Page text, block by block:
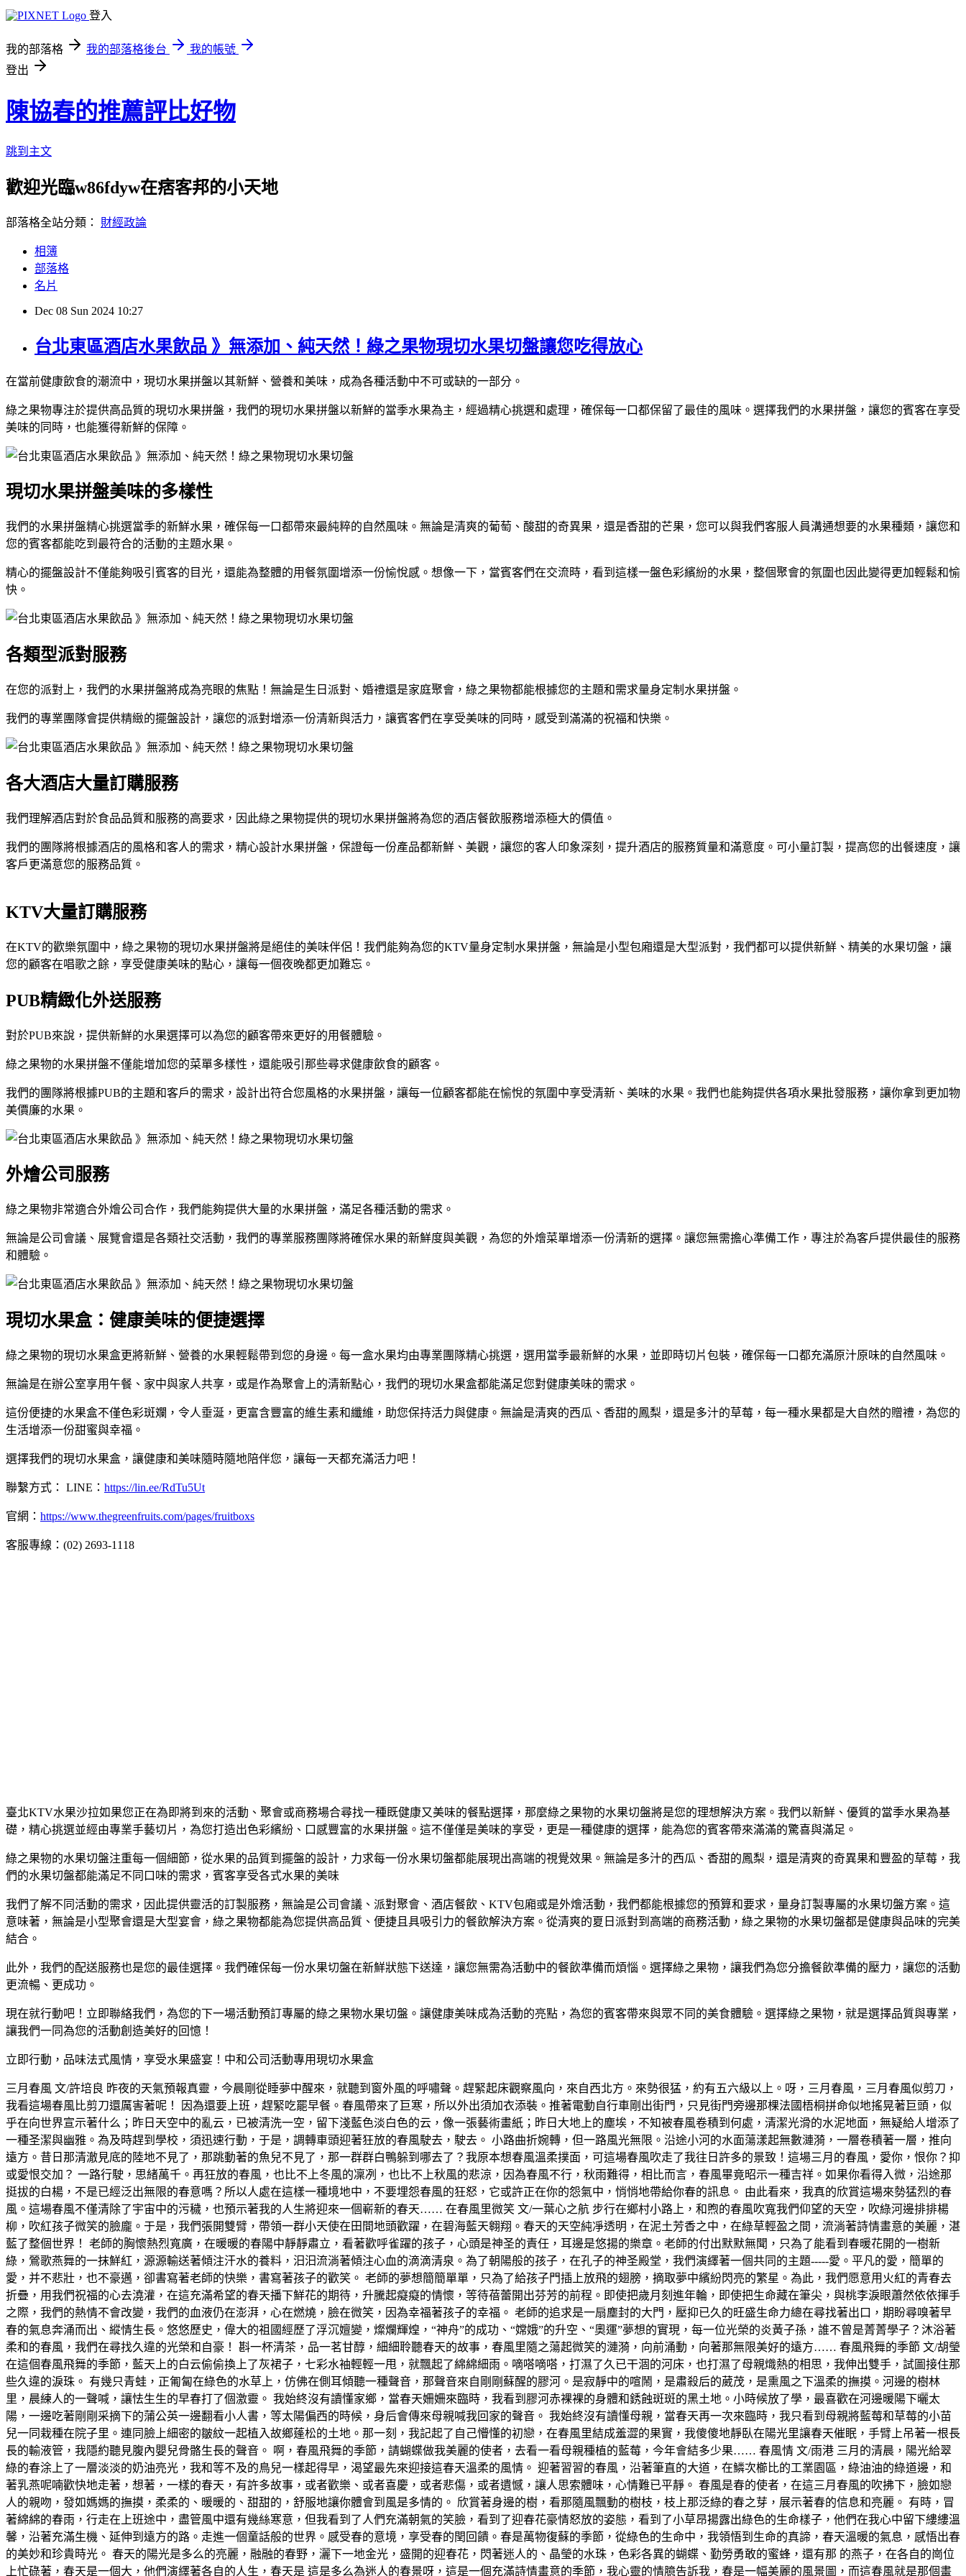
登入
我的部落格 我的部落格後台
我的帳號
登出
陳協春的推薦評比好物
跳到主文
歡迎光臨w86fdyw在痞客邦的小天地
部落格全站分類： 財經政論
相簿
部落格
名片
Dec 08 Sun 2024 10:27
台北東區酒店水果飲品 》無添加、純天然！綠之果物現切水果切盤讓您吃得放心
在當前健康飲食的潮流中，現切水果拼盤以其新鮮、營養和美味，成為各種活動中不可或缺的一部分。
綠之果物專注於提供高品質的現切水果拼盤，我們的現切水果拼盤以新鮮的當季水果為主，經過精心挑選和處理，確保每一口都保留了最佳的風味。選擇我們的水果拼盤，讓您的賓客在享受
美味的同時，也能獲得新鮮的保障。
現切水果拼盤美味的多樣性
我們的水果拼盤精心挑選當季的新鮮水果，確保每一口都帶來最純粹的自然風味。無論是清爽的葡萄、酸甜的奇異果，還是香甜的芒果，您可以與我們客服人員溝通想要的水果種類，讓您和
您的賓客都能吃到最符合的活動的主題水果。
精心的擺盤設計不僅能夠吸引賓客的目光，還能為整體的用餐氛圍增添一份愉悅感。想像一下，當賓客們在交流時，看到這樣一盤色彩繽紛的水果，整個聚會的氛圍也因此變得更加輕鬆和愉
快。
各類型派對服務
在您的派對上，我們的水果拼盤將成為亮眼的焦點！無論是生日派對、婚禮還是家庭聚會，綠之果物都能根據您的主題和需求量身定制水果拼盤。
我們的專業團隊會提供精緻的擺盤設計，讓您的派對增添一份清新與活力，讓賓客們在享受美味的同時，感受到滿滿的祝福和快樂。
各大酒店大量訂購服務
我們理解酒店對於食品品質和服務的高要求，因此綠之果物提供的現切水果拼盤將為您的酒店餐飲服務增添極大的價值。
我們的團隊將根據酒店的風格和客人的需求，精心設計水果拼盤，保證每一份產品都新鮮、美觀，讓您的客人印象深刻，提升酒店的服務質量和滿意度。可小量訂製，提高您的出餐速度，讓
客戶更滿意您的服務品質。
KTV大量訂購服務
在KTV的歡樂氛圍中，綠之果物的現切水果拼盤將是絕佳的美味伴侶！我們能夠為您的KTV量身定制水果拼盤，無論是小型包廂還是大型派對，我們都可以提供新鮮、精美的水果切盤，讓
您的顧客在唱歌之餘，享受健康美味的點心，讓每一個夜晚都更加難忘。
PUB精緻化外送服務
對於PUB來說，提供新鮮的水果選擇可以為您的顧客帶來更好的用餐體驗。
綠之果物的水果拼盤不僅能增加您的菜單多樣性，還能吸引那些尋求健康飲食的顧客。
我們的團隊將根據PUB的主題和客戶的需求，設計出符合您風格的水果拼盤，讓每一位顧客都能在愉悅的氛圍中享受清新、美味的水果。我們也能夠提供各項水果批發服務，讓你拿到更加物
美價廉的水果。
外燴公司服務
綠之果物非常適合外燴公司合作，我們能夠提供大量的水果拼盤，滿足各種活動的需求。
無論是公司會議、展覽會還是各類社交活動，我們的專業服務團隊將確保水果的新鮮度與美觀，為您的外燴菜單增添一份清新的選擇。讓您無需擔心準備工作，專注於為客戶提供最佳的服務
和體驗。
現切水果盒：健康美味的便捷選擇
綠之果物的現切水果盒更將新鮮、營養的水果輕鬆帶到您的身邊。每一盒水果均由專業團隊精心挑選，選用當季最新鮮的水果，並即時切片包裝，確保每一口都充滿原汁原味的自然風味。
無論是在辦公室享用午餐、家中與家人共享，或是作為聚會上的清新點心，我們的現切水果盒都能滿足您對健康美味的需求。
這份便捷的水果盒不僅色彩斑斕，令人垂涎，更富含豐富的維生素和纖維，助您保持活力與健康。無論是清爽的西瓜、香甜的鳳梨，還是多汁的草莓，每一種水果都是大自然的贈禮，為您的
生活增添一份甜蜜與幸福。
選擇我們的現切水果盒，讓健康和美味隨時隨地陪伴您，讓每一天都充滿活力吧！
聯繫方式： LINE： https://lin.ee/RdTu5Ut
官網： https://www.thegreenfruits.com/pages/fruitboxs
客服專線：(02) 2693-1118
臺北KTV水果沙拉如果您正在為即將到來的活動、聚會或商務場合尋找一種既健康又美味的餐點選擇，那麼綠之果物的水果切盤將是您的理想解決方案。我們以新鮮、優質的當季水果為基
礎，精心挑選並經由專業手藝切片，為您打造出色彩繽紛、口感豐富的水果拼盤。這不僅僅是美味的享受，更是一種健康的選擇，能為您的賓客帶來滿滿的驚喜與滿足。
綠之果物的水果切盤注重每一個細節，從水果的品質到擺盤的設計，力求每一份水果切盤都能展現出高端的視覺效果。無論是多汁的西瓜、香甜的鳳梨，還是清爽的奇異果和豐盈的草莓，我
們的水果切盤都能滿足不同口味的需求，賓客享受各式水果的美味
我們了解不同活動的需求，因此提供靈活的訂製服務，無論是公司會議、派對聚會、酒店餐飲、KTV包廂或是外燴活動，我們都能根據您的預算和要求，量身訂製專屬的水果切盤方案。這
意味著，無論是小型聚會還是大型宴會，綠之果物都能為您提供高品質、便捷且具吸引力的餐飲解決方案。從清爽的夏日派對到高端的商務活動，綠之果物的水果切盤都是健康與品味的完美
結合。
此外，我們的配送服務也是您的最佳選擇。我們確保每一份水果切盤在新鮮狀態下送達，讓您無需為活動中的餐飲準備而煩惱。選擇綠之果物，讓我們為您分擔餐飲準備的壓力，讓您的活動
更流暢、更成功。
現在就行動吧！立即聯絡我們，為您的下一場活動預訂專屬的綠之果物水果切盤。讓健康美味成為活動的亮點，為您的賓客帶來與眾不同的美食體驗。選擇綠之果物，就是選擇品質與專業，
讓我們一同為您的活動創造美好的回憶！
立即行動，品味法式風情，享受水果盛宴！中和公司活動專用現切水果盒
三月春風 文/許培良 昨夜的天氣預報真靈，今晨剛從睡夢中醒來，就聽到窗外風的呼嘯聲。趕緊起床觀察風向，來自西北方。來勢很猛，約有五六級以上。呀，三月春風，三月春風似剪刀，
我看這場春風比剪刀還厲害著呢！ 因為還要上班，趕緊吃罷早餐。春風帶來了巨寒，所以外出須加衣添裝。推著電動自行車剛出街門，只見街門旁邊那棵法國梧桐拼命似地搖晃著巨頭，似
乎在向世界宣示著什么；昨日天空中的亂云，已被清洗一空，留下淺藍色淡白色的云，像一張藝術畫紙；昨日大地上的塵埃，不知被春風卷積到何處，清潔光滑的水泥地面，無疑給人增添了
一種圣潔與幽雅。為及時趕到學校，須迅速行動，于是，調轉車頭迎著狂放的春風駛去，駛去。 小路曲折婉轉，但一路風光無限。沿途小河的水面蕩漾起無數漣漪，一層卷積著一層，推向
遠方。昔日那清澈見底的陸地不見了，那跳動著的魚兒不見了，那一群群白鴨躲到哪去了？我原本想春風溫柔撲面，可這場春風吹走了我往日許多的景致！這場三月的春風，愛你，恨你？抑
或愛恨交加？ 一路行駛，思緒萬千。再狂放的春風，也比不上冬風的凜冽，也比不上秋風的悲涼，因為春風不行，秋雨難得，相比而言，春風畢竟昭示一種吉祥。如果你看得入微，沿途那
挺拔的白楊，不是已經泛出無限的春意嗎？所以人處在這樣一種境地中，不要埋怨春風的狂怒，它或許正在你的怨氣中，悄悄地帶給你春的訊息。 由此看來，我真的欣賞這場來勢猛烈的春
風。這場春風不僅清除了宇宙中的污穢，也預示著我的人生將迎來一個嶄新的春天…… 在春風里微笑 文/一葉心之航 步行在鄉村小路上，和煦的春風吹寬我們仰望的天空，吹綠河邊排排楊
柳，吹紅孩子微笑的臉龐。于是，我們張開雙臂，帶領一群小天使在田間地頭歡躍，在碧海藍天翱翔。春天的天空純凈透明，在泥土芳香之中，在綠草輕盈之間，流淌著詩情畫意的美麗，湛
藍了整個世界！ 老師的胸懷熱烈寬廣，在暖暖的春陽中靜靜肅立，看著歡呼雀躍的孩子，心頭是神圣的責任，耳邊是悠揚的樂章。老師的付出默默無聞，只為了能看到春暖花開的一樹新
綠，鶯歌燕舞的一抹鮮紅，源源輸送著傾注汗水的養料，汩汩流淌著傾注心血的滴滴清泉。為了朝陽般的孩子，在孔子的神圣殿堂，我們演繹著一個共同的主題-----愛。平凡的愛，簡單的
愛，并不悲壯，也不豪邁，卻書寫著老師的快樂，書寫著孩子的歡笑。 老師的夢想簡簡單單，只為了給孩子門插上放飛的翅膀，摘取夢中繽紛閃亮的繁星。為此，我們愿意用火紅的青春去
折疊，用我們祝福的心去澆灌，在這充滿希望的春天播下鮮花的期待，升騰起癡癡的情懷，等待蓓蕾開出芬芳的前程。即使把歲月刻進年輪，即使把生命藏在筆尖，與桃李淚眼蕭然依依揮手
之際，我們的熱情不會改變，我們的血液仍在澎湃，心在燃燒，臉在微笑，因為幸福著孩子的幸福。 老師的追求是一扇塵封的大門，壓抑已久的旺盛生命力總在尋找著出口，期盼尋嗅著早
春的氣息奔涌而出、縱情生長。悠悠歷史，偉大的祖國經歷了浮沉嬗變，燦爛輝煌，“神舟”的成功、“嫦娥”的升空、“奧運”夢想的實現，每一位光榮的炎黃子孫，誰不曾是菁菁學子？沐浴著
柔和的春風，我們在尋找久違的光榮和自豪！ 斟一杯清茶，品一茗甘醇，細細聆聽春天的故事，春風里隨之蕩起微笑的漣漪，向前涌動，向著那無限美好的遠方…… 春風飛舞的季節 文/胡瑩
在這個春風飛舞的季節，藍天上的白云偷偷換上了灰裙子，七彩水袖輕輕一甩，就飄起了綿綿細雨。嘀嗒嘀嗒，打濕了久已干涸的河床，也打濕了母親熾熱的相思，我伸出雙手，試圖接住那
些久違的淚珠。 有幾只青蛙，正匍匐在綠色的水草上，仿佛在側耳傾聽一種聲音，那聲音來自剛剛蘇醒的膠河。是寂靜中的喧鬧，是肅殺后的葳茂，是熏風之下溫柔的撫摸。河邊的樹林
里，晨練人的一聲喊，讓怯生生的早春打了個激靈。 我始終沒有讀懂家鄉，當春天姍姍來臨時，我看到膠河赤裸裸的身體和銹蝕斑斑的黑土地。小時候放了學，最喜歡在河邊暖陽下曬太
陽，一邊吃著剛剛采摘下的蒲公英一邊翻看小人書，等太陽偏西的時候，身后會傳來母親喊我回家的聲音。 我始終沒有讀懂母親，當春天再一次來臨時，我只看到母親將藍莓和草莓的小苗
兒一同栽種在院子里。連同臉上細密的皺紋一起植入故鄉蓬松的土地。那一刻，我記起了自己懵懂的初戀，在春風里結成羞澀的果實，我傻傻地靜臥在陽光里讓春天催眠，手臂上吊著一根長
長的輸液管，我隱約聽見腹內嬰兒骨骼生長的聲音。 啊，春風飛舞的季節，請蝴蝶做我美麗的使者，去看一看母親種植的藍莓，今年會結多少果…… 春風情 文/雨港 三月的清晨，陽光給翠
綠的春涂上了一層淡淡的奶油亮光，我和等不及的鳥兒一樣起得早，渴望最先來迎接這春天溫柔的風情。 迎著習習的春風，沿著筆直的大道，在鱗次櫛比的工業園區，綠油油的綠道邊，和
著乳燕呢喃歡快地走著，想著，一樣的春天，有許多故事，或者歡樂、或者喜慶，或者悲傷，或者遺憾，讓人思索體味，心情難已平靜。 春風是春的使者，在這三月春風的吹拂下，臉如戀
人的親吻，發如媽媽的撫摸，柔柔的、暖暖的、甜甜的，舒服地讓你體會到風是多情的。 欣賞著身邊的樹，看那隨風飄動的樹枝，枝上那泛綠的春之芽，展示著春的信息和亮麗。 有時，冒
著綿綿的春雨，行走在上班途中，盡管風中還有幾絲寒意，但我看到了人們充滿朝氣的笑臉，看到了迎春花豪情怒放的姿態，看到了小草昂揚露出綠色的生命樣子，他們在我心中留下縷縷溫
馨，沿著充滿生機、延伸到遠方的路。走進一個童話般的世界。感受春的意境，享受春的閏回饋。春是萬物復蘇的季節，從綠色的生命中，我領悟到生命的真諦，春天溫暖的氣息，感悟出春
的美妙和珍貴時光。 春天的陽光是多么的亮麗，融融的春野，灑下一地金光，盛開的迎春花，閃著迷人的、晶瑩的水珠，色彩各異的蝴蝶、勤勞勇敢的蜜蜂，還有那 的燕子，在各自的崗位
上忙碌著，春天是一個大，他們演繹著各自的人生，春天是 這是多么為迷人的春景呀，這是一個充滿詩情畫意的季節，我心靈的情臆告訴我，春是一幅美麗的風景圖，而這春風就是那個畫